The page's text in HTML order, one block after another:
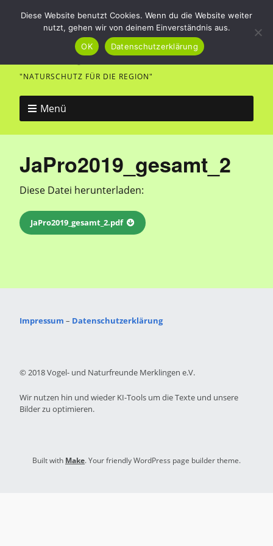
Vogel- und Naturfreunde
Merklingen
"NATURSCHUTZ FÜR DIE REGION"
Menü
JaPro2019_gesamt_2
Diese Datei herunterladen:
JaPro2019_gesamt_2.pdf
Impressum – Datenschutzerklärung
© 2018 Vogel- und Naturfreunde Merklingen e.V.
Wir nutzen hin und wieder KI-Tools um die Texte und unsere
Bilder zu optimieren.
Built with Make. Your friendly WordPress page builder theme.
Diese Website benutzt Cookies. Wenn du die Website weiter
nutzt, gehen wir von deinem Einverständnis aus.
OK
Datenschutzerklärung